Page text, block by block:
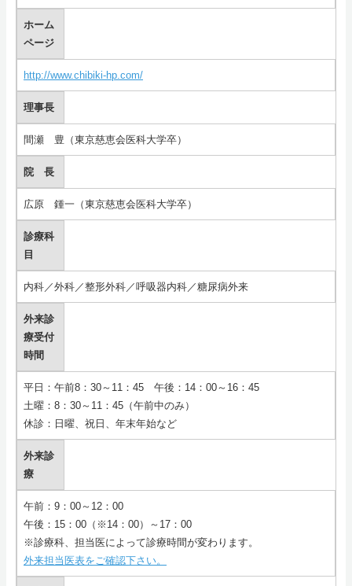
ホーム
ページ
http://www.chibiki-hp.com/
理事長
間瀬 豊（東京慈恵会医科大学卒）
院 長
広原 鍾一（東京慈恵会医科大学卒）
診療科
目
内科／外科／整形外科／呼吸器内科／糖尿病外来
外来診
療受付
時間
平日：午前8：30～11：45 午後：14：00～16：45
土曜：8：30～11：45（午前中のみ）
休診：日曜、祝日、年末年始など
外来診
療
午前：9：00～12：00
午後：15：00（※14：00）～17：00
※診療科、担当医によって診療時間が変わります。
外来担当医表をご確認下さい。